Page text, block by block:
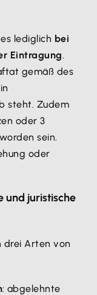
lediglich bei
Eintragung.
gemäß des
steht. Zudem
oder 3
sein.
oder
und juristische
drei Arten von
: abgelehnte